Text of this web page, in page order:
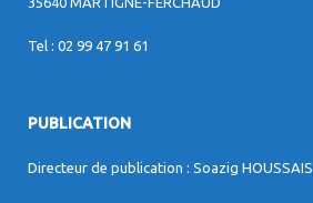
Tel : 02 99 47 91 61
PUBLICATION
Directeur de publication : Soazig HOUSSAIS